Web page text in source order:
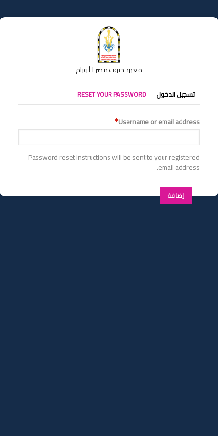
إلى
المحتوى
معهد جنوب مصر للأورام
التبويبات
الأساسية
تسجيل الدخول RESET YOUR PASSWORD
Username or email address
Password reset instructions will be sent to your registered
email address.